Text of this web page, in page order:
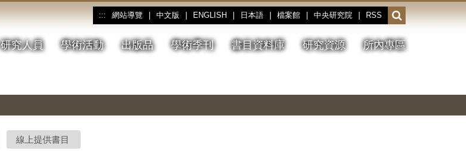
::: 網站導覽 中文版 ENGLISH 日本語 檔案館 中央研究院 RSS
開
啟
或
收
研究人員 學術活動 出版品 學術季刊 書目資料庫 研究資源 所內專區
停、
圖
圖
結
線上提供書目